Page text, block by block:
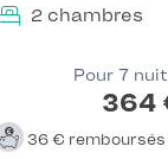
2 chambres
Pour 7
364
36 € remboursés